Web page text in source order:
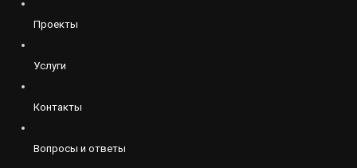
Проекты
Услуги
Контакты
Вопросы и ответы